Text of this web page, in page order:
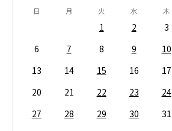
日 月 火 水 木
1 2 3
6
7 8 9 10
13
14 15 16 17
20
21 22 23 24
27
28 29 30 31